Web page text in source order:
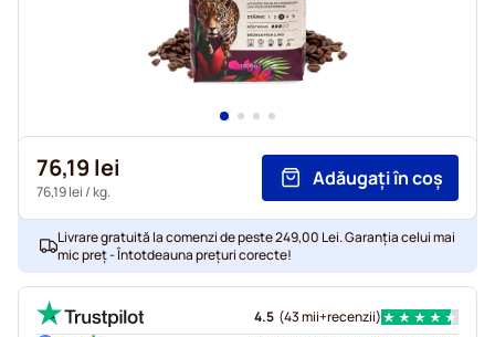
76,19 lei
76,19 lei / kg.
Adăugați în coș
Livrare gratuită la comenzi de peste 249,00 Lei. Garanția celui mai
mic preț - Întotdeauna prețuri corecte!
4.5 (43 mii+recenzii)